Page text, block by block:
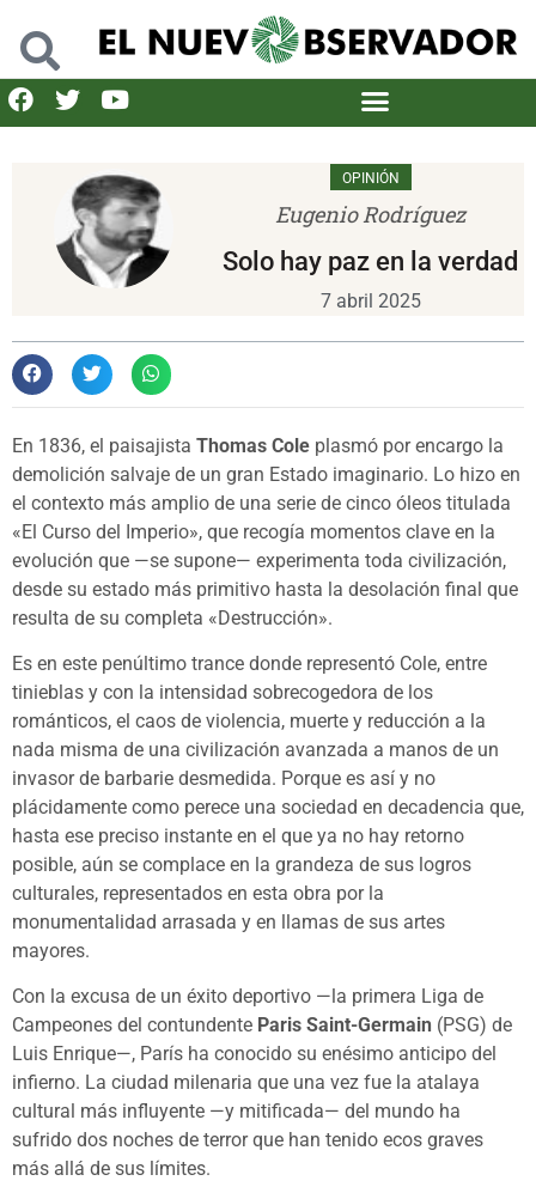
OPINIÓN
Eugenio Rodríguez
Solo hay paz en la verdad
7 abril 2025
En 1836, el paisajista Thomas Cole plasmó por encargo la
demolición salvaje de un gran Estado imaginario. Lo hizo en
el contexto más amplio de una serie de cinco óleos titulada
«El Curso del Imperio», que recogía momentos clave en la
evolución que —se supone— experimenta toda civilización,
desde su estado más primitivo hasta la desolación final que
resulta de su completa «Destrucción».
Es en este penúltimo trance donde representó Cole, entre
tinieblas y con la intensidad sobrecogedora de los
románticos, el caos de violencia, muerte y reducción a la
nada misma de una civilización avanzada a manos de un
invasor de barbarie desmedida. Porque es así y no
plácidamente como perece una sociedad en decadencia que,
hasta ese preciso instante en el que ya no hay retorno
posible, aún se complace en la grandeza de sus logros
culturales, representados en esta obra por la
monumentalidad arrasada y en llamas de sus artes
mayores.
Con la excusa de un éxito deportivo —la primera Liga de
Campeones del contundente Paris Saint-Germain (PSG) de
Luis Enrique—, París ha conocido su enésimo anticipo del
infierno. La ciudad milenaria que una vez fue la atalaya
cultural más influyente —y mitificada— del mundo ha
sufrido dos noches de terror que han tenido ecos graves
más allá de sus límites.